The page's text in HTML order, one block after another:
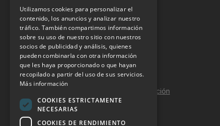
INFORMACIÓN LEGAL
Aviso Legal
Política de Privacidad
Política de Cookies
Política de calidad y seguridad de la información
Contacto
Utilizamos cookies para personalizar el
contenido, los anuncios y analizar nuestro
tráfico. También compartimos información
sobre su uso de nuestro sitio con nuestros
socios de publicidad y análisis, quienes
pueden combinarla con otra información
que les haya proporcionado o que hayan
recopilado a partir del uso de sus servicios.
Más información
COOKIES ESTRICTAMENTE
NECESARIAS
COOKIES DE RENDIMIENTO